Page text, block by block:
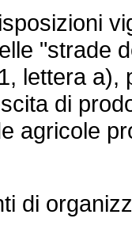
"strade
lettera
di
agricole
di